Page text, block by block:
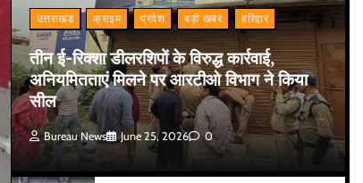
उत्तराखंड क्राइम प्रदेश बड़ी खबर हरिद्वार
तीन ई-रिक्शा डीलरशिपों के विरुद्ध कार्रवाई,
अनियमितताएं मिलने पर आरटीओ विभाग ने किया
सील
Bureau News June 25, 2026 0